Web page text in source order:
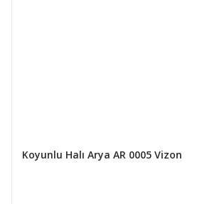
Koyunlu Halı Arya AR 0005 Vizon